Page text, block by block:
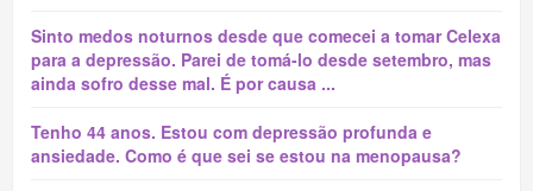
Sinto medos noturnos desde que comecei a tomar Celexa
para a depressão. Parei de tomá-lo desde setembro, mas
ainda sofro desse mal. É por causa ...
Tenho 44 anos. Estou com depressão profunda e
ansiedade. Como é que sei se estou na menopausa?